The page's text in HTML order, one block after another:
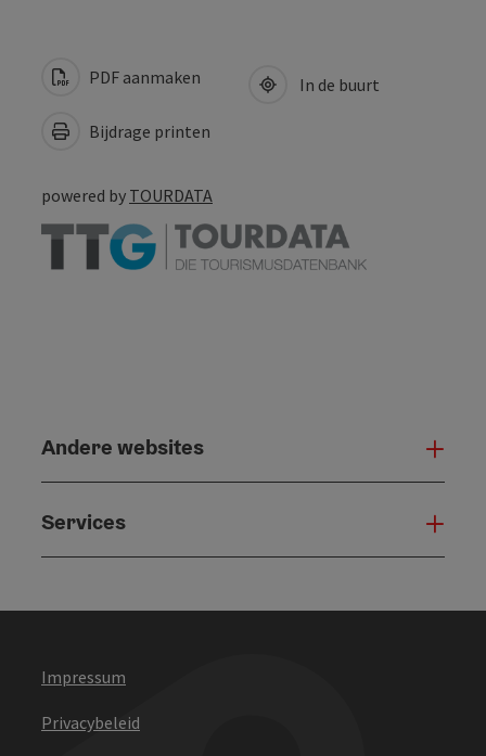
PDF aanmaken
Bijdrage printen
In de buurt
powered by TOURDATA
Andere websites
Services
Impressum
Privacybeleid